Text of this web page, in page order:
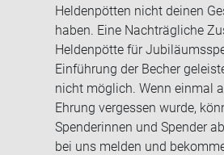
Heldenpötten nicht deinen
haben. Eine Nachträgliche
Heldenpötte für
Einführung der Becher
nicht möglich. Wenn einmal
Ehrung vergessen wurde,
Spenderinnen und Spender
bei uns melden und